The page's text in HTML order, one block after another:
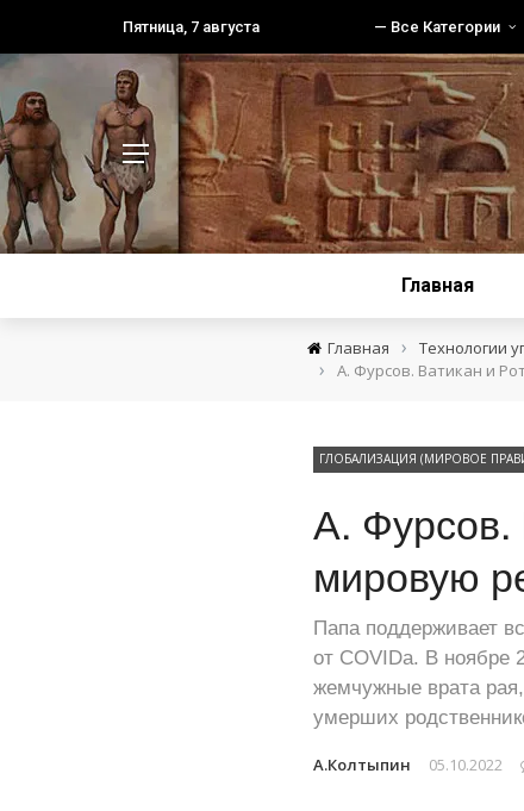
Пятница, 7 августа — Все Категории
Главная
Главная › Технологии
› А. Фурсов. Ватикан и
ГЛОБАЛИЗАЦИЯ (МИРОВОЕ
А. Фурсов.
мировую
Папа поддерживает
от COVIDа. В ноябре
жемчужные врата
умерших
А.Колтыпин 05.10.2022